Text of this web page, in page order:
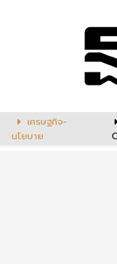
เศรษฐกิจ-
นโยบาย